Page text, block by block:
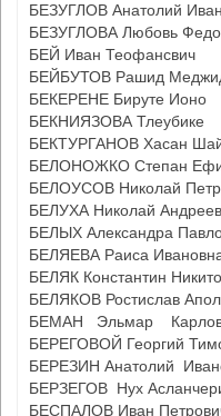
БЕЗУГЛОВ Анатолий
БЕЗУГЛОВА Любовь
БЕЙ Иван Теофансвич
БЕЙБУТОВ Рашид
БЕКЕРЕНЕ Бируте Ионо
БЕКНИЯЗОВА Тлеубике
БЕКТУРГАНОВ Хасан
БЕЛОНОЖКО Степан
БЕЛОУСОВ Николай
БЕЛУХА Николай
БЕЛЫХ Александра
БЕЛЯЕВА Раиса
БЕЛЯК Константин
БЕЛЯКОВ Ростислав
БЕМАН Эльмар
БЕРЕГОВОЙ Георгий
БЕРЕЗИН Анатолий
БЕРЗЕГОВ Нух
БЕСПАЛОВ Иван